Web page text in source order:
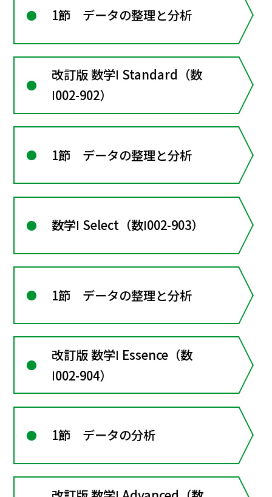
1節 データの整理と分析
改訂版 数学Ⅰ Standard（数
Ⅰ002-902）
1節 データの整理と分析
数学Ⅰ Select（数Ⅰ002-903）
1節 データの整理と分析
改訂版 数学Ⅰ Essence（数
Ⅰ002-904）
1節 データの分析